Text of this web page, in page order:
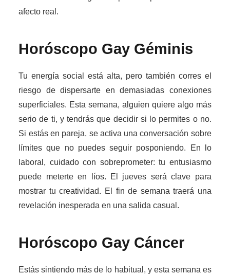
afecto real.
Horóscopo Gay Géminis
Tu energía social está alta, pero también corres el
riesgo de dispersarte en demasiadas conexiones
superficiales. Esta semana, alguien quiere algo más
serio de ti, y tendrás que decidir si lo permites o no.
Si estás en pareja, se activa una conversación sobre
límites que no puedes seguir posponiendo. En lo
laboral, cuidado con sobreprometer: tu entusiasmo
puede meterte en líos. El jueves será clave para
mostrar tu creatividad. El fin de semana traerá una
revelación inesperada en una salida casual.
Horóscopo Gay Cáncer
Estás sintiendo más de lo habitual, y esta semana es